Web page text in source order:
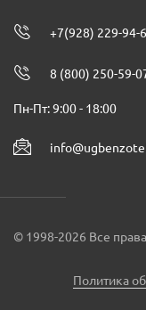
+7(928) 229-94-
8 (800) 250-59-
Пн-Пт: 9:00 - 18:00
© 1998-2026 Все
Политика